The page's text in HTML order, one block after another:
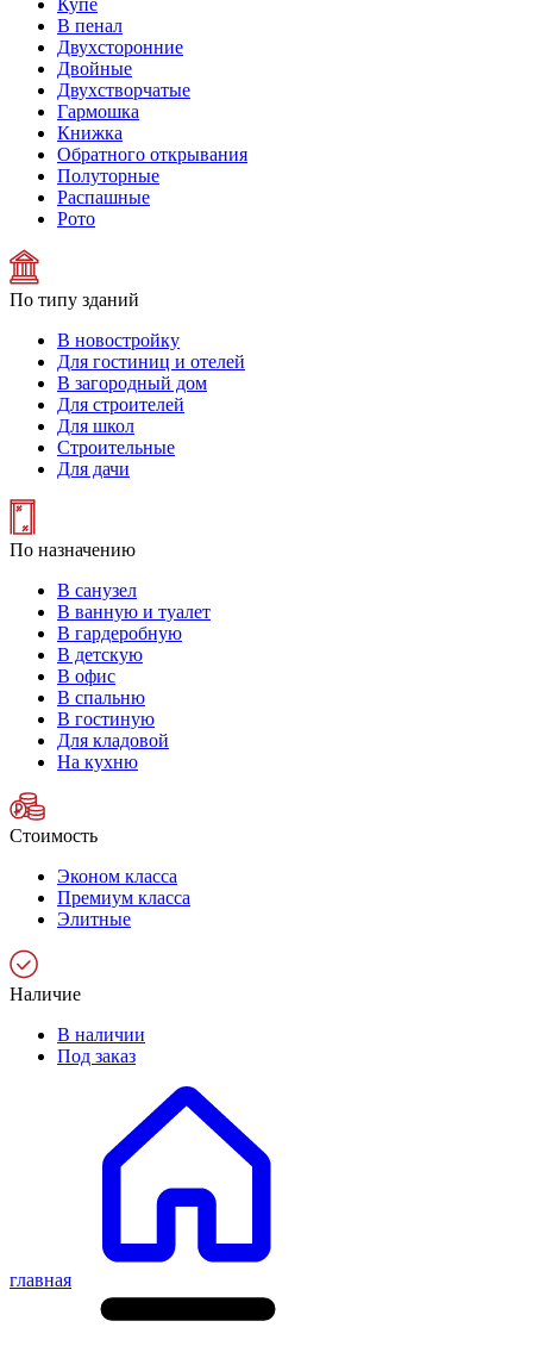
Купе
В пенал
Двухсторонние
Двойные
Двухстворчатые
Гармошка
Книжка
Обратного открывания
Полуторные
Распашные
Рото
По типу зданий
В новостройку
Для гостиниц и отелей
В загородный дом
Для строителей
Для школ
Строительные
Для дачи
По назначению
В санузел
В ванную и туалет
В гардеробную
В детскую
В офис
В спальню
В гостиную
Для кладовой
На кухню
Стоимость
Эконом класса
Премиум класса
Элитные
Наличие
В наличии
Под заказ
главная